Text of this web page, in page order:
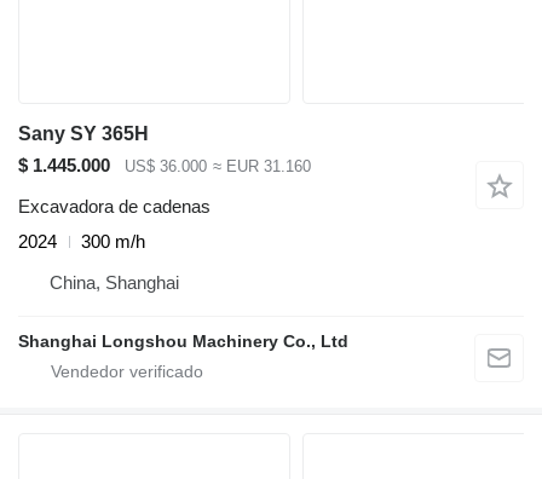
Sany SY 365H
$ 1.445.000
US$ 36.000 ≈ EUR 31.160
Excavadora de cadenas
2024
300 m/h
China, Shanghai
Shanghai Longshou Machinery Co., Ltd